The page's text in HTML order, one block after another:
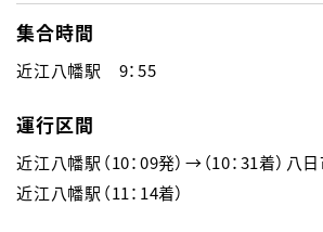
集合時間
近江八幡駅　9：55
運行区間
近江八幡駅（10：09発）→（10：31着）八
近江八幡駅（11：14着）